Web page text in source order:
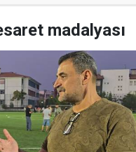
madalyası